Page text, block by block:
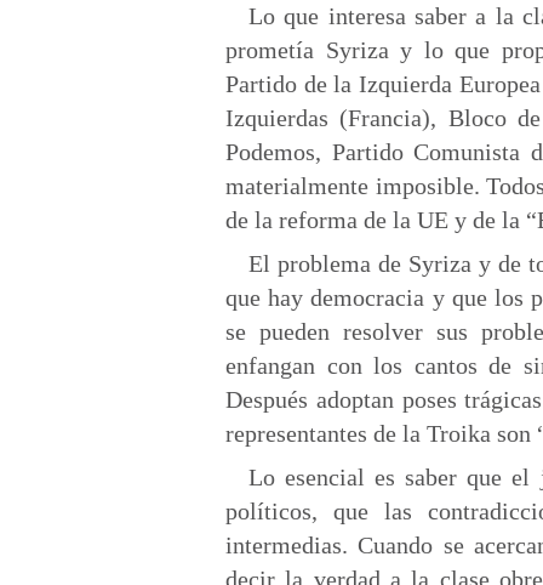
Lo que interesa saber a la
prometía Syriza y lo que
Partido de la Izquierda
Izquierdas (Francia), Bloco
Podemos, Partido
materialmente imposible.
de la reforma de la UE y de la
El problema de Syriza y de
que hay democracia y que los
se pueden resolver sus
enfangan con los cantos de
Después adoptan poses
representantes de la Troika son
Lo esencial es saber que
políticos, que las
intermedias. Cuando se
decir la verdad a la clase